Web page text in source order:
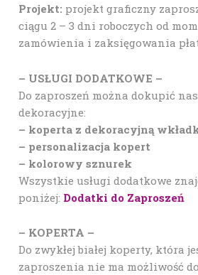
Projekt: projekt graficzny
ciągu 2 – 3 dni roboczych od
zamówienia i zaksięgowania
– USŁUGI DODATKOWE –
Do zaproszeń można dokupić
dekoracyjne:
– koperta z dekoracyjną
– personalizacja kopert
– kolorowy sznurek
Wszystkie usługi dodatkowe
poniżej: Dodatki do Zaproszeń
– KOPERTA –
Do zwykłej białej koperty, która
zaproszenia nie ma możliwość